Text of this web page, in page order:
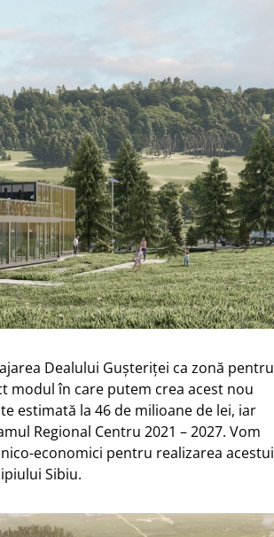
Dealului Gușteriței ca zonă pentru
modul în care putem crea acest nou
estimată la 46 de milioane de lei, iar
Regional Centru 2021 – 2027. Vom
economici pentru realizarea acestui
Sibiu.